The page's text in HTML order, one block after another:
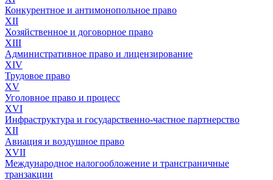
Конкурентное и антимонопольное право
XII
Хозяйственное и договорное право
XIII
Административное право и лицензирование
XIV
Трудовое право
XV
Уголовное право и процесс
XVI
Инфраструктура и государственно-частное партнерство
XII
Авиация и воздушное право
XVII
Международное налогообложение и трансграничные
транзакции